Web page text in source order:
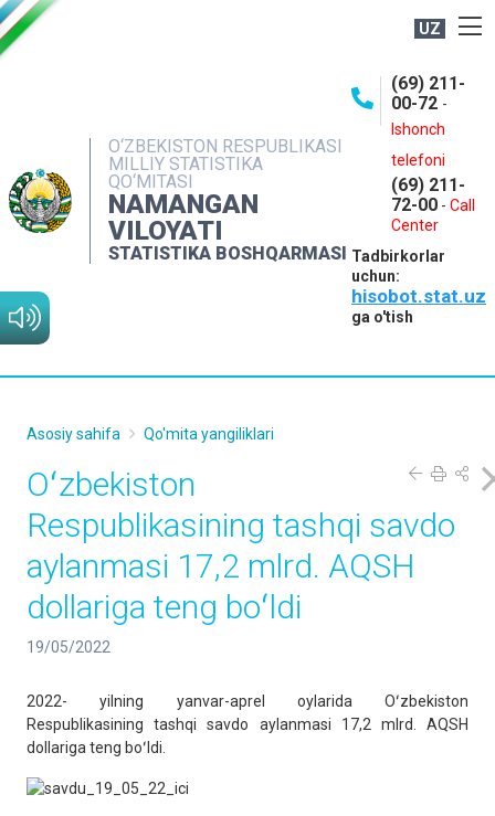
UZ
O‘ZBEKISTON RESPUBLIKASI
MILLIY STATISTIKA
QO‘MITASI
NAMANGAN
VILOYATI
STATISTIKA BOSHQARMASI
(69) 211-
00-72 -
Ishonch
telefoni
(69) 211-
72-00 - Call
Center
Tadbirkorlar
uchun:
hisobot.stat.uz
ga o'tish
NASHRLAR
INTERAKTIV XIZMATLAR
MATBUOT XIZMATI
MUROJAATLAR
Asosiy sahifa Qo'mita yangiliklari
Oʻzbekiston
Respublikasining tashqi savdo
aylanmasi 17,2 mlrd. AQSH
dollariga teng boʻldi
19/05/2022
2022- yilning yanvar-aprel oylarida Oʻzbekiston
Respublikasining tashqi savdo aylanmasi 17,2 mlrd. AQSH
dollariga teng boʻldi.